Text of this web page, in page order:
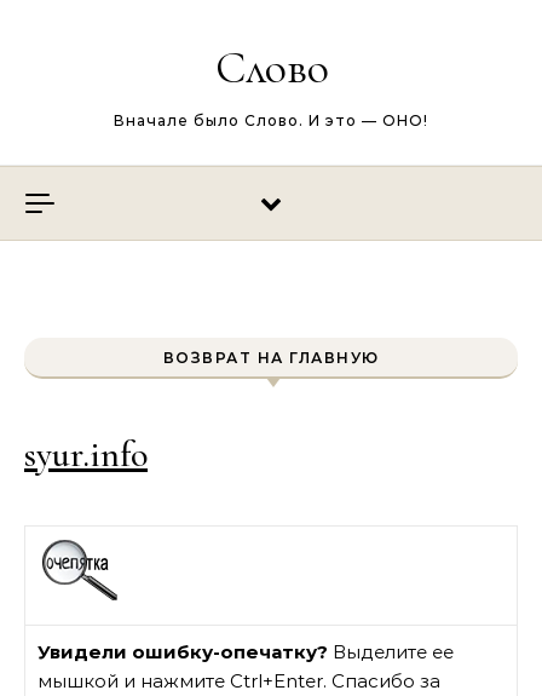
Слово
Вначале было Слово. И это — ОНО!
ВОЗВРАТ НА ГЛАВНУЮ
syur.info
Увидели ошибку-опечатку? Выделите ее
мышкой и нажмите Ctrl+Enter. Спасибо за